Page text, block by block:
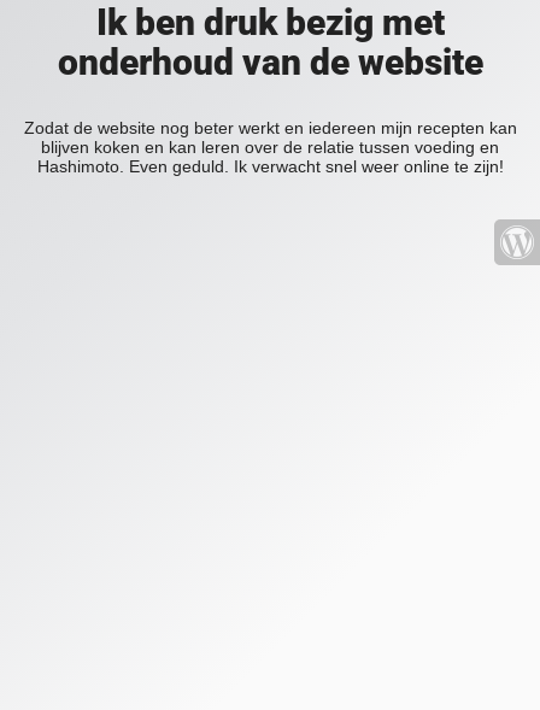
Ik ben druk bezig met
onderhoud van de website
Zodat de website nog beter werkt en iedereen mijn recepten kan
blijven koken en kan leren over de relatie tussen voeding en
Hashimoto. Even geduld. Ik verwacht snel weer online te zijn!